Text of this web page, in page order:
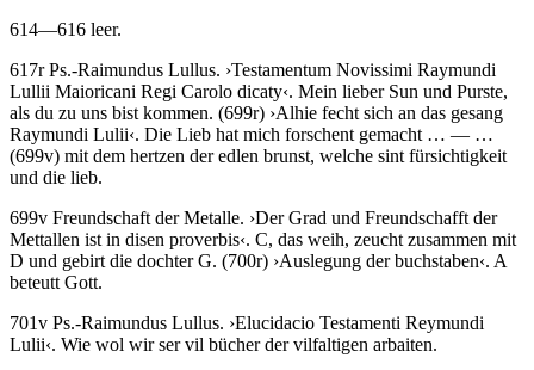
614—616 leer.
617rPs.-Raimundus Lullus. ›Testamentum Novissimi Raymundi
Lullii Maioricani Regi Carolo dicaty‹. Mein lieber Sun und Purste,
als du zu uns bist kommen. (699r) ›Alhie fecht sich an das gesang
Raymundi Lulii‹. Die Lieb hat mich forschent gemacht … — …
(699v) mit dem hertzen der edlen brunst, welche sint fürsichtigkeit
und die lieb.
699v Freundschaft der Metalle. ›Der Grad und Freundschafft der
Mettallen ist in disen proverbis‹. C, das weih, zeucht zusammen mit
D und gebirt die dochter G. (700r) ›Auslegung der buchstaben‹. A
beteutt Gott.
701v Ps.-Raimundus Lullus. ›Elucidacio Testamenti Reymundi
Lulii‹. Wie wol wir ser vil bücher der vilfaltigen arbaiten.